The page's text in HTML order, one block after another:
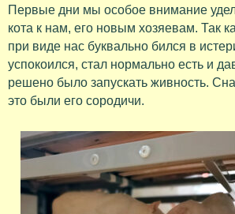
Первые дни мы особое внимание
кота к нам, его новым хозяевам. Так
при виде нас буквально бился в
успокоился, стал нормально есть и
решено было запускать живность.
это были его сородичи.